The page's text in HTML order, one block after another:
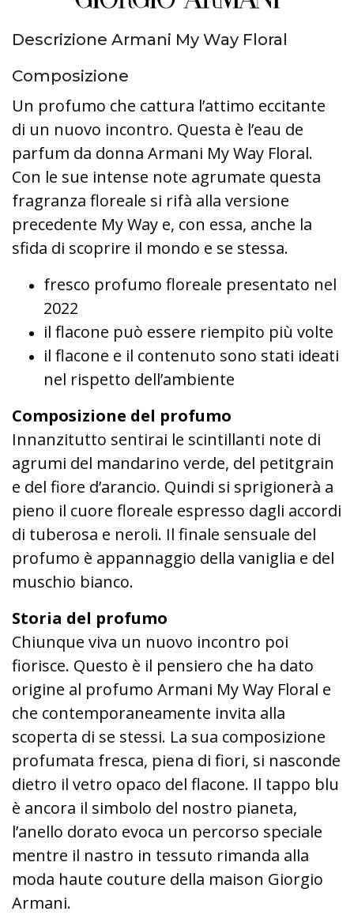
Descrizione Armani My Way Floral
Composizione
Un profumo che cattura l’attimo eccitante
di un nuovo incontro. Questa è l’eau de
parfum da donna Armani My Way Floral.
Con le sue intense note agrumate questa
fragranza floreale si rifà alla versione
precedente My Way e, con essa, anche la
sfida di scoprire il mondo e se stessa.
fresco profumo floreale presentato nel
2022
il flacone può essere riempito più volte
il flacone e il contenuto sono stati ideati
nel rispetto dell’ambiente
Composizione del profumo
Innanzitutto sentirai le scintillanti note di
agrumi del mandarino verde, del petitgrain
e del fiore d’arancio. Quindi si sprigionerà a
pieno il cuore floreale espresso dagli accordi
di tuberosa e neroli. Il finale sensuale del
profumo è appannaggio della vaniglia e del
muschio bianco.
Storia del profumo
Chiunque viva un nuovo incontro poi
fiorisce. Questo è il pensiero che ha dato
origine al profumo Armani My Way Floral e
che contemporaneamente invita alla
scoperta di se stessi. La sua composizione
profumata fresca, piena di fiori, si nasconde
dietro il vetro opaco del flacone. Il tappo blu
è ancora il simbolo del nostro pianeta,
l’anello dorato evoca un percorso speciale
mentre il nastro in tessuto rimanda alla
moda haute couture della maison Giorgio
Armani.